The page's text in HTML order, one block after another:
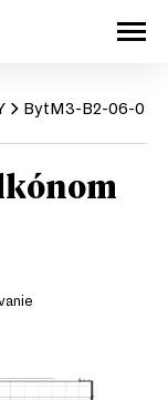
BytM3-B2-06-03